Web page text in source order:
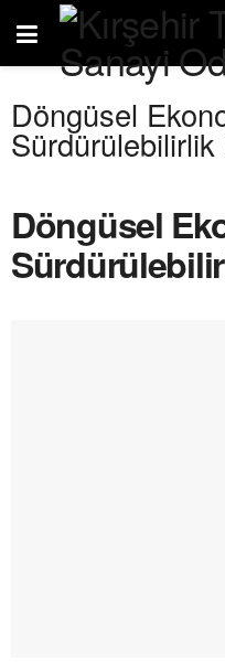
Döngüsel
Sürdürülebilirlik
Döngüsel